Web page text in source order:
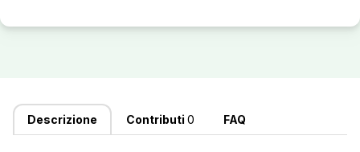
Descrizione Contributi 0 FAQ